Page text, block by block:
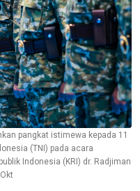
pangkat istimewa kepada 11
(TNI) pada acara
Indonesia (KRI) dr. Radjiman